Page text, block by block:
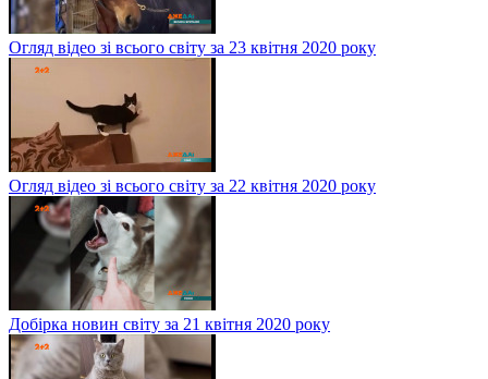
Огляд відео зі всього світу за 23 квітня 2020 року
Огляд відео зі всього світу за 22 квітня 2020 року
Добірка новин світу за 21 квітня 2020 року